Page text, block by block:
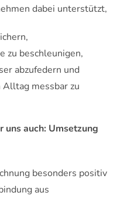
dabei unterstützt,
zu beschleunigen,
abzufedern und
Alltag messbar zu
uns auch: Umsetzung
besonders positiv
aus